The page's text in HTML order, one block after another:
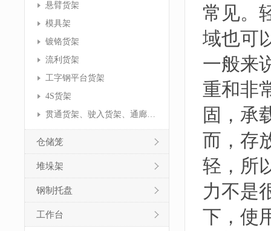
悬臂货架
模具架
镀铬货架
流利货架
工字钢平台货架
4S货架
贯通货架、驶入货架、通廊货架
仓储笼
堆垛架
钢制托盘
工作台
常见。
域也可
一般来
重和非
固，承
而，存
轻，所
力不是
下，使